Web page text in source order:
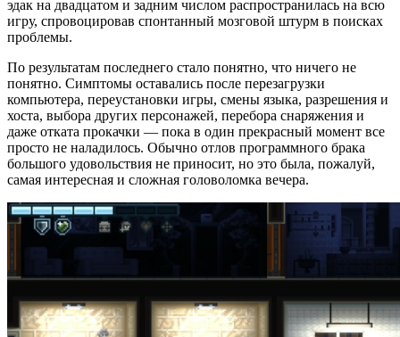
эдак на двадцатом и задним числом распространилась на всю
игру, спровоцировав спонтанный мозговой штурм в поисках
проблемы.
По результатам последнего стало понятно, что ничего не
понятно. Симптомы оставались после перезагрузки
компьютера, переустановки игры, смены языка, разрешения и
хоста, выбора других персонажей, перебора снаряжения и
даже отката прокачки — пока в один прекрасный момент все
просто не наладилось. Обычно отлов программного брака
большого удовольствия не приносит, но это была, пожалуй,
самая интересная и сложная головоломка вечера.